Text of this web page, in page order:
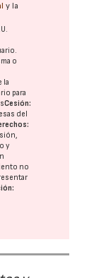
y la
o
la
para
Cesión:
del
y
no